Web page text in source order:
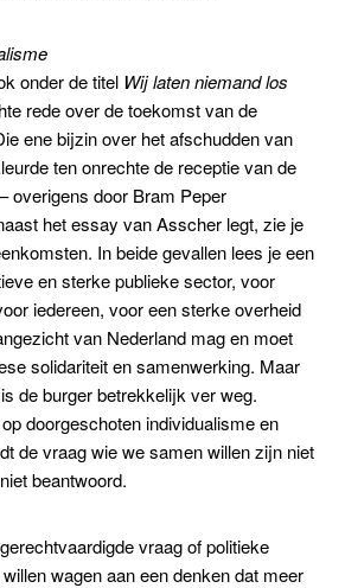
onder de titel Wij laten niemand los
rede over de toekomst van de
ene bijzin over het afschudden van
ten onrechte de receptie van de
overigens door Bram Peper
het essay van Asscher legt, zie je
In beide gevallen lees je een
en sterke publieke sector, voor
iedereen, voor een sterke overheid
van Nederland mag en moet
solidariteit en samenwerking. Maar
de burger betrekkelijk ver weg.
doorgeschoten individualisme en
de vraag wie we samen willen zijn niet
beantwoord.
vraag of politieke
wagen aan een denken dat meer